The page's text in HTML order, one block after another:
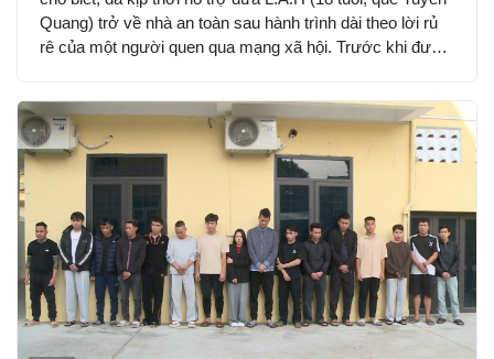
Quang) trở về nhà an toàn sau hành trình dài theo lời rủ
rê của một người quen qua mạng xã hội. Trước khi được